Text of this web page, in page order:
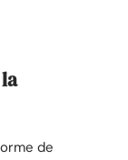
de